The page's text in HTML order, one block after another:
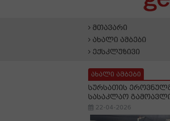
მთავარი
ახალი ამბები
ექსკლუზივი
ახალი ამბები
სურსათის
სასაკლაო
22-04-2026